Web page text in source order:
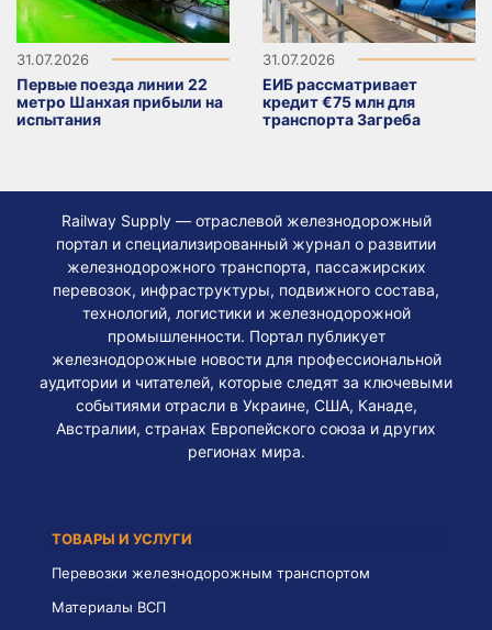
31.07.2026
Первые поезда линии 22
метро Шанхая прибыли на
испытания
31.07.2026
ЕИБ рассматривает
кредит €75 млн для
транспорта Загреба
Railway Supply — отраслевой железнодорожный
портал и специализированный журнал о развитии
железнодорожного транспорта, пассажирских
перевозок, инфраструктуры, подвижного состава,
технологий, логистики и железнодорожной
промышленности. Портал публикует
железнодорожные новости для профессиональной
аудитории и читателей, которые следят за ключевыми
событиями отрасли в Украине, США, Канаде,
Австралии, странах Европейского союза и других
регионах мира.
ТОВАРЫ И УСЛУГИ
Перевозки железнодорожным транспортом
Материалы ВСП